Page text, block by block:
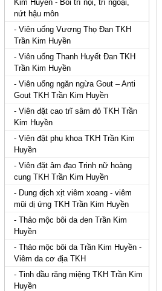
Kim Huyền - Bôi trĩ nội, trĩ ngoại,
nứt hậu môn
- Viên uống Vương Thọ Đan TKH
Trần Kim Huyền
- Viên uống Thanh Huyết Đan TKH
Trần Kim Huyền
- Viên uống ngăn ngừa Gout – Anti
Gout TKH Trần Kim Huyền
- Viên đặt cao trĩ sâm đỏ TKH Trần
Kim Huyền
- Viên đặt phụ khoa TKH Trần Kim
Huyền
- Viên đặt âm đạo Trinh nữ hoàng
cung TKH Trần Kim Huyền
- Dung dịch xịt viêm xoang - viêm
mũi dị ứng TKH Trần Kim Huyền
- Thảo mộc bôi da đen Trần Kim
Huyền
- Thảo mộc bôi da Trần Kim Huyền -
Viêm da cơ địa TKH
- Tinh dầu răng miệng TKH Trần Kim
Huyền